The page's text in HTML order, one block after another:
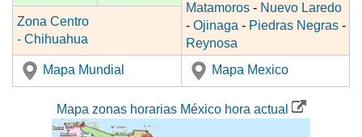
Matamoros - Nuevo Laredo
- Ojinaga - Piedras Negras -
Reynosa
Zona Centro
- Chihuahua
Mapa Mundial Mapa Mexico
Mapa zonas horarias México hora actual